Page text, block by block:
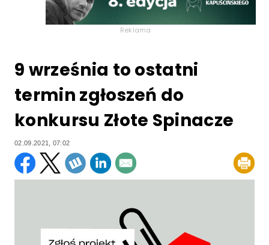
Reklama
9 września to ostatni
termin zgłoszeń do
konkursu Złote Spinacze
02.09.2021, 07:02